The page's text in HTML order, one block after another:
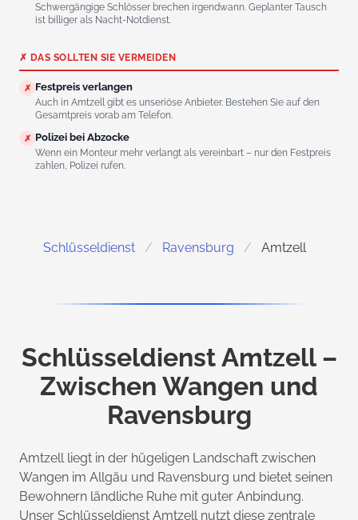
Schwergängige Schlösser brechen irgendwann. Geplanter Tausch
ist billiger als Nacht-Notdienst.
✗ DAS SOLLTEN SIE VERMEIDEN
✗ Festpreis verlangen
Auch in Amtzell gibt es unseriöse Anbieter. Bestehen Sie auf den
Gesamtpreis vorab am Telefon.
✗ Polizei bei Abzocke
Wenn ein Monteur mehr verlangt als vereinbart – nur den Festpreis
zahlen, Polizei rufen.
Schlüsseldienst Ravensburg Amtzell
Schlüsseldienst Amtzell –
Zwischen Wangen und
Ravensburg
Amtzell liegt in der hügeligen Landschaft zwischen
Wangen im Allgäu und Ravensburg und bietet seinen
Bewohnern ländliche Ruhe mit guter Anbindung.
Unser Schlüsseldienst Amtzell nutzt diese zentrale